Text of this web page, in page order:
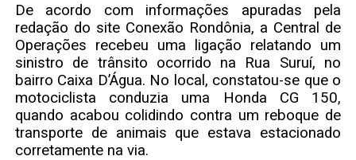
De acordo com informações apuradas pela
redação do site Conexão Rondônia, a Central de
Operações recebeu uma ligação relatando um
sinistro de trânsito ocorrido na Rua Suruí, no
bairro Caixa D’Água. No local, constatou-se que o
motociclista conduzia uma Honda CG 150,
quando acabou colidindo contra um reboque de
transporte de animais que estava estacionado
corretamente na via.